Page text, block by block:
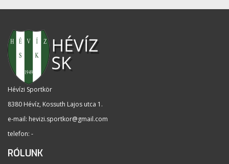
Hévízi Sportkör
8380 Hévíz, Kossuth Lajos utca 1 .
e-mail: hevizi.sportkor@gmail.com
telefon: -
RÓLUNK